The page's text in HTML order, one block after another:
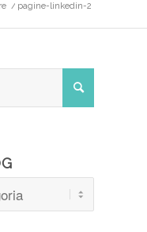
/ pagine-linkedin-2